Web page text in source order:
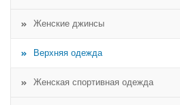
Женские джинсы
Верхняя одежда
Женская спортивная одежда